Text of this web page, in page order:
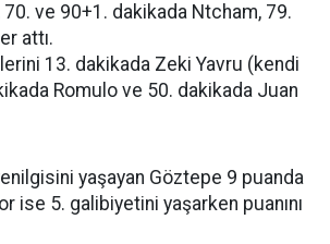
ve 90+1. dakikada Ntcham, 79.
attı.
13. dakikada Zeki Yavru (kendi
Romulo ve 50. dakikada Juan
yaşayan Göztepe 9 puanda
ise 5. galibiyetini yaşarken puanını